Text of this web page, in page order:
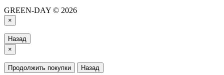
GREEN-DAY © 2026
×
Назад
×
Продолжить покупки Назад